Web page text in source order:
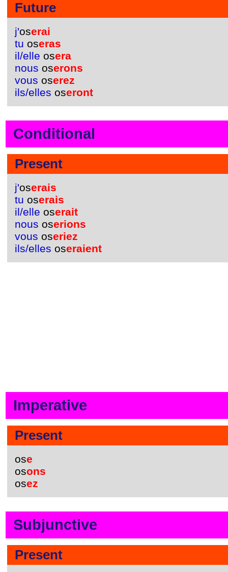
Future
j'oserai
tu oseras
il/elle osera
nous oserons
vous oserez
ils/elles oseront
Conditional
Present
j'oserais
tu oserais
il/elle oserait
nous oserions
vous oseriez
ils/elles oseraient
Imperative
Present
ose
osons
osez
Subjunctive
Present